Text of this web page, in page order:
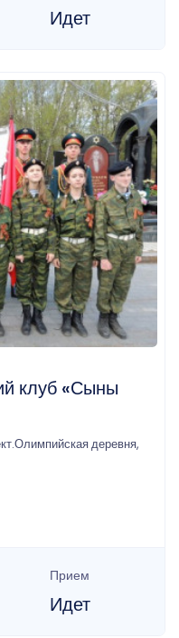
Идет
клуб «Сыны
деревня,
Прием
Идет